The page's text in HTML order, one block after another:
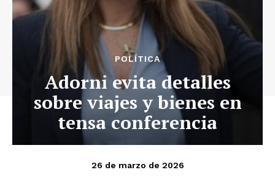
POLÍTICA
Adorni evita detalles
sobre viajes y bienes en
tensa conferencia
26 de marzo de 2026